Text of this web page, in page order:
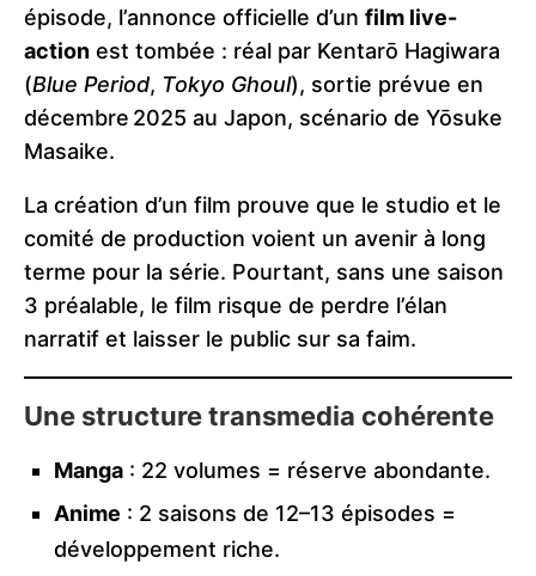
épisode, l’annonce officielle d’un film live-
action est tombée : réal par Kentarō Hagiwara
(Blue Period, Tokyo Ghoul), sortie prévue en
décembre 2025 au Japon, scénario de Yōsuke
Masaike.
La création d’un film prouve que le studio et le
comité de production voient un avenir à long
terme pour la série. Pourtant, sans une saison
3 préalable, le film risque de perdre l’élan
narratif et laisser le public sur sa faim.
Une structure transmedia cohérente
Manga : 22 volumes = réserve abondante.
Anime : 2 saisons de 12–13 épisodes =
développement riche.